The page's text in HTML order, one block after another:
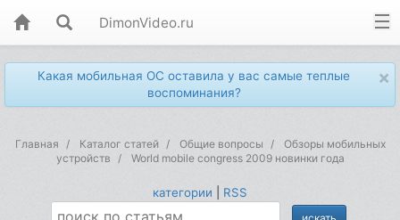
DimonVideo.ru
×
Какая мобильная ОС оставила у вас самые теплые
воспоминания?
Главная Каталог статей Общие вопросы
Обзоры мобильных
устройств
World mobile congress 2009 новинки года
категории RSS